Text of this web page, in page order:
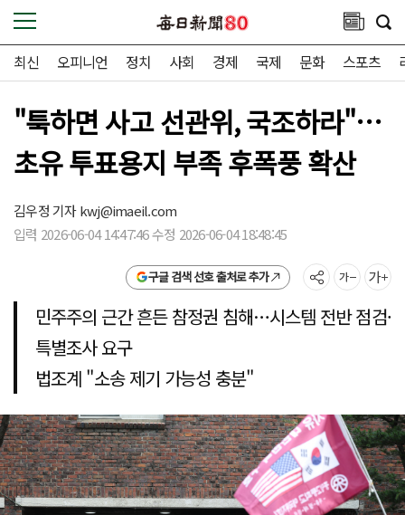
최신 오피니언 정치 사회 경제 국제 문화 스포츠
"툭하면 사고 선관위, 국조하라"…
초유 투표용지 부족 후폭풍 확산
김우정 기자kwj@imaeil.com
입력 2026-06-04 14:47:46 수정 2026-06-04 18:48:45
구글 검색 선호 출처로 추가
민주주의 근간 흔든 참정권 침해…시스템 전반 점검·
특별조사 요구
법조계 "소송 제기 가능성 충분"